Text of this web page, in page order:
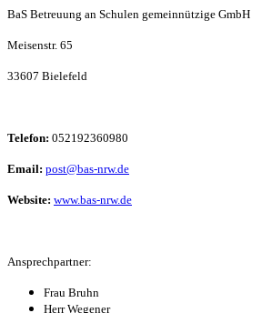
BaS Betreuung an Schulen gemeinnützige GmbH
Meisenstr. 65
33607 Bielefeld
Telefon: 052192360980
Email: post@bas-nrw.de
Website: www.bas-nrw.de
Ansprechpartner:
Frau Bruhn
Herr Wegener